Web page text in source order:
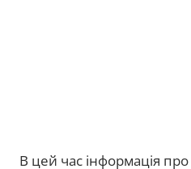
В цей час інформація